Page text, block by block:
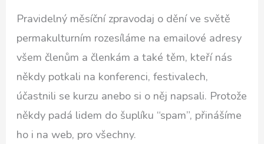
Pravidelný měsíční zpravodaj o dění ve světě
permakulturním rozesíláme na emailové adresy
všem členům a členkám a také těm, kteří nás
někdy potkali na konferenci, festivalech,
účastnili se kurzu anebo si o něj napsali. Protože
někdy padá lidem do šuplíku “spam”, přinášíme
ho i na web, pro všechny.